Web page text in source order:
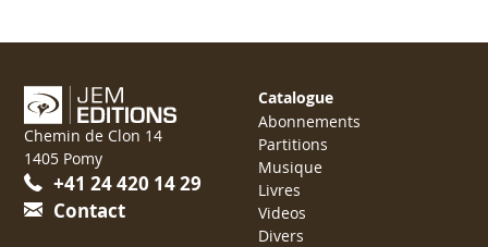
Chemin de Clon 14
1405 Pomy
+41 24 420 14 29
Contact
Catalogue
Abonnements
Partitions
Musique
Livres
Videos
Divers